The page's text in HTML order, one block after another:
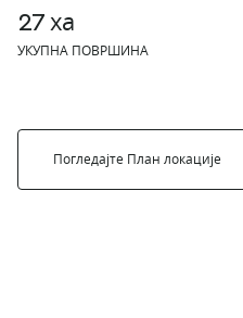
27 ха
УКУПНА ПОВРШИНА
Погледајте План локације